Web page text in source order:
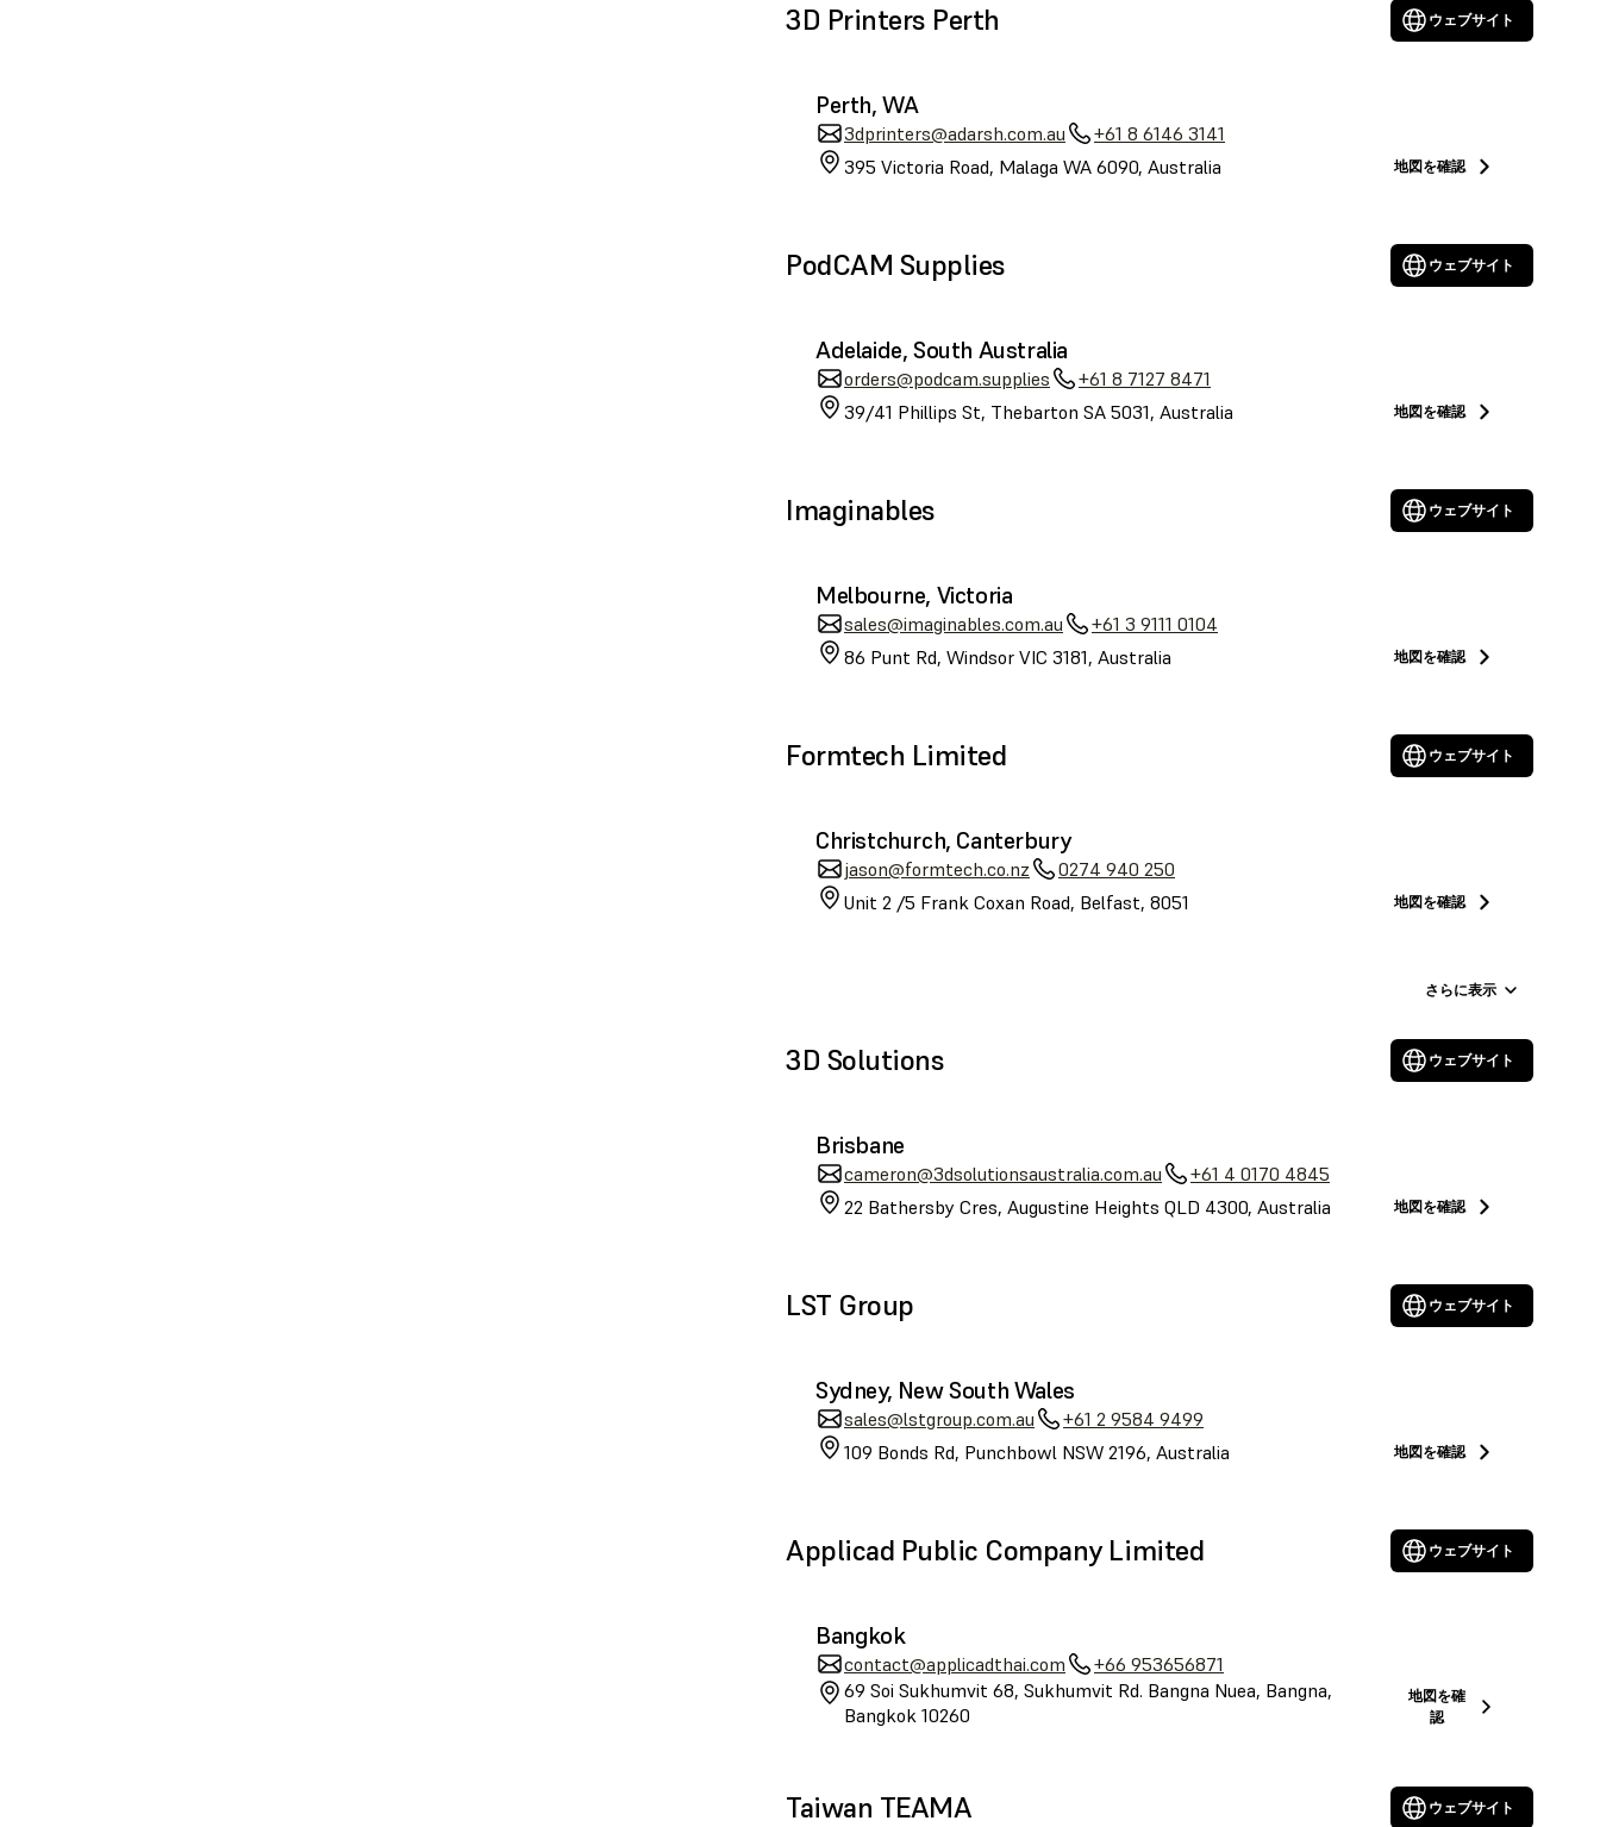
3D Printers Perth ウェブサイト
Perth, WA
3dprinters@adarsh.com.au
+61 8 6146 3141
395 Victoria Road, Malaga WA 6090, Australia
地図を確認
PodCAM Supplies ウェブサイト
Adelaide, South Australia
orders@podcam.supplies
+61 8 7127 8471
39/41 Phillips St, Thebarton SA 5031, Australia
地図を確認
Imaginables ウェブサイト
Melbourne, Victoria
sales@imaginables.com.au
+61 3 9111 0104
86 Punt Rd, Windsor VIC 3181, Australia
地図を確認
Formtech Limited ウェブサイト
Christchurch, Canterbury
jason@formtech.co.nz
0274 940 250
Unit 2 /5 Frank Coxan Road, Belfast, 8051
地図を確認
さらに表示
3D Solutions ウェブサイト
Brisbane
cameron@3dsolutionsaustralia.com.au
+61 4 0170 4845
22 Bathersby Cres, Augustine Heights QLD 4300, Australia
地図を確認
LST Group ウェブサイト
Sydney, New South Wales
sales@lstgroup.com.au
+61 2 9584 9499
109 Bonds Rd, Punchbowl NSW 2196, Australia
地図を確認
Applicad Public Company Limited ウェブサイト
Bangkok
contact@applicadthai.com
+66 953656871
69 Soi Sukhumvit 68, Sukhumvit Rd. Bangna Nuea, Bangna,
Bangkok 10260
地図を確
認
Taiwan TEAMA ウェブサイト